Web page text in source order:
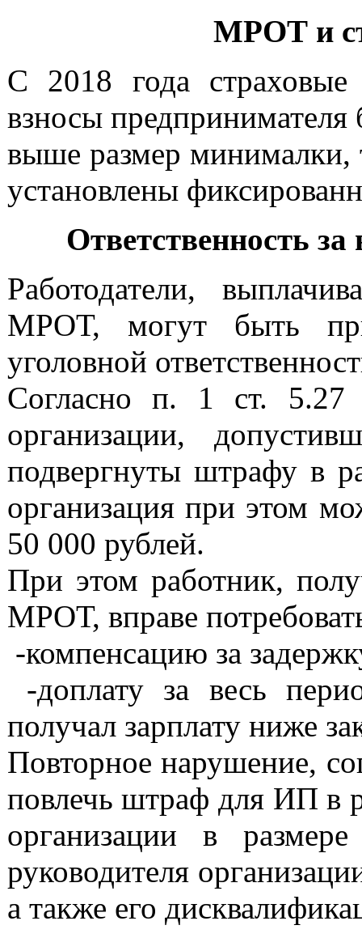
МРОТ и
С 2018 года
взносы
выше размер
установлены
Ответственность
Работодатели,
МРОТ, могут быть
уголовной
Согласно п. 1 ст.
организации,
подвергнуты штрафу в
организация при этом
50 000 рублей.
При этом работник,
МРОТ, вправе
-компенсацию за
-доплату за весь
получал зарплату ниже
Повторное нарушение,
повлечь штраф для ИП в
организации в
руководителя
а также его